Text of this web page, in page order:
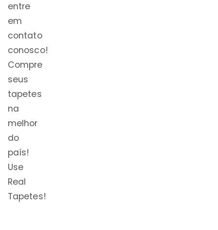
entre
em
contato
conosco!
Compre
seus
tapetes
na
melhor
do
país!
Use
Real
Tapetes!